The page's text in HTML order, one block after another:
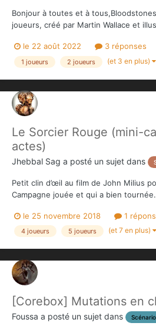
Bonjour à toutes et à
joueurs, créé par Martin Wallace et
fantastique qui met en scène six
de Bloodstones possède son propre
le 22 août 2022 3 réponses
1 joueurs 2 joueurs (et 3 en plus)
Le Sorcier Rouge (mini-
actes)
Jhebbal Sag a posté un sujet dans
Petit clin d’œil au film de John Milius
Campagne jouée et qui a bien
remonter d'éventuels soucis ou
du Thak, du Tigre, un sorcier Ku...
le 25 novembre 2018 1
4 joueurs 5 joueurs (et 7 en plus)
[Corebox] Mutations en
Foussa a posté un sujet dans